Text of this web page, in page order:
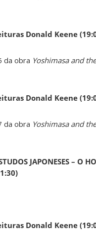
Donald Keene
da obra Yoshimasa and
Donald Keene
da obra Yoshimasa and
JAPONESES – O
Donald Keene